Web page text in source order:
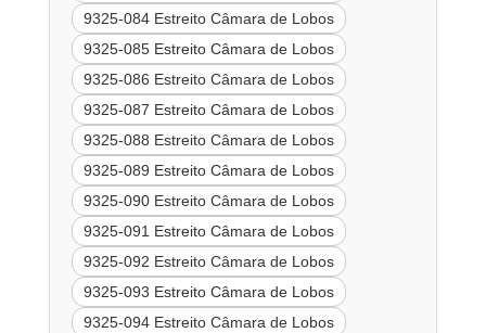
9325-084 Estreito Câmara de Lobos
9325-085 Estreito Câmara de Lobos
9325-086 Estreito Câmara de Lobos
9325-087 Estreito Câmara de Lobos
9325-088 Estreito Câmara de Lobos
9325-089 Estreito Câmara de Lobos
9325-090 Estreito Câmara de Lobos
9325-091 Estreito Câmara de Lobos
9325-092 Estreito Câmara de Lobos
9325-093 Estreito Câmara de Lobos
9325-094 Estreito Câmara de Lobos